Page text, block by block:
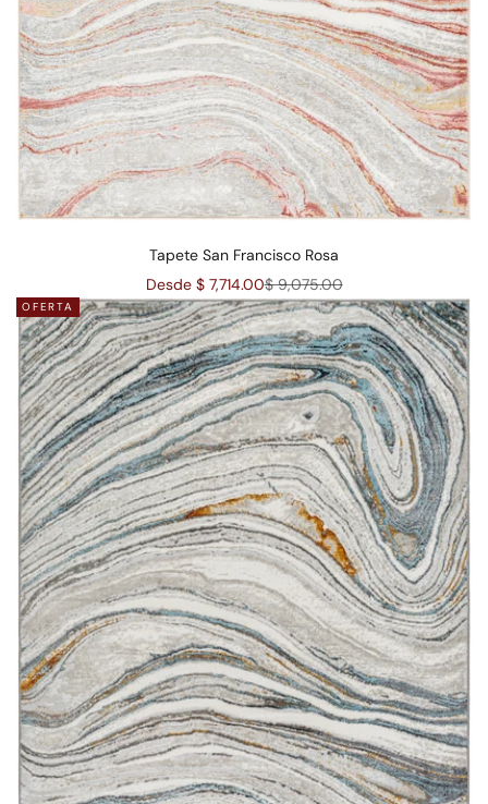
Tapete San Francisco Rosa
Precio de oferta
Desde $ 7,714.00Precio normal
$ 9,075.00
OFERTA